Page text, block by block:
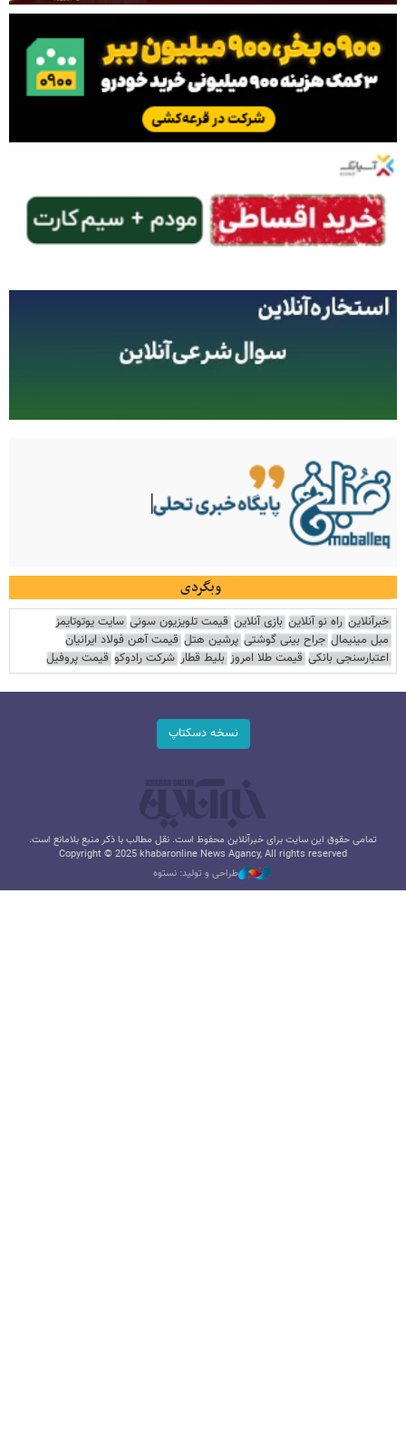
وبگردی
خبرآنلاین راه نو آنلاین بازی آنلاین قیمت تلویزیون سونی سایت یوتوتایمز
مبل مینیمال جراح بینی گوشتی پرشین هتل قیمت آهن فولاد ایرانیان
اعتبارسنجی بانکی قیمت طلا امروز بلیط قطار شرکت رادوکو قیمت پروفیل
نسخه دسکتاپ
تمامی حقوق این سایت برای خبرآنلاین محفوظ است. نقل مطالب با ذکر منبع بلامانع است.
Copyright © 2025 khabaronline News Agancy, All rights reserved
طراحی و تولید: نستوه